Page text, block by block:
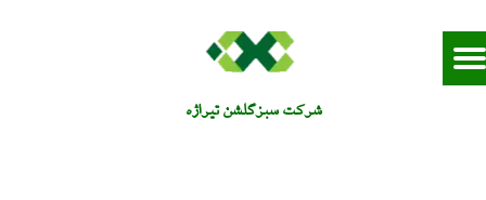
شرکت سبزگلشن تيراژه​​​​​​​​​​​​​​​​​​​​​